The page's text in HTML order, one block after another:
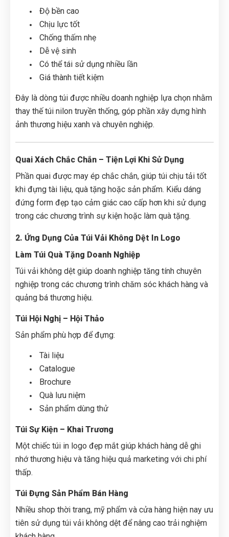
Độ bền cao
Chịu lực tốt
Chống thấm nhẹ
Dễ vệ sinh
Có thể tái sử dụng nhiều lần
Giá thành tiết kiệm
Đây là dòng túi được nhiều doanh nghiệp lựa chọn nhằm
thay thế túi nilon truyền thống, góp phần xây dựng hình
ảnh thương hiệu xanh và chuyên nghiệp.
Quai Xách Chắc Chắn – Tiện Lợi Khi Sử Dụng
Phần quai được may ép chắc chắn, giúp túi chịu tải tốt
khi đựng tài liệu, quà tặng hoặc sản phẩm. Kiểu dáng
đứng form đẹp tạo cảm giác cao cấp hơn khi sử dụng
trong các chương trình sự kiện hoặc làm quà tặng.
2. Ứng Dụng Của Túi Vải Không Dệt In Logo
Làm Túi Quà Tặng Doanh Nghiệp
Túi vải không dệt giúp doanh nghiệp tăng tính chuyên
nghiệp trong các chương trình chăm sóc khách hàng và
quảng bá thương hiệu.
Túi Hội Nghị – Hội Thảo
Sản phẩm phù hợp để đựng:
Tài liệu
Catalogue
Brochure
Quà lưu niệm
Sản phẩm dùng thử
Túi Sự Kiện – Khai Trương
Một chiếc túi in logo đẹp mắt giúp khách hàng dễ ghi
nhớ thương hiệu và tăng hiệu quả marketing với chi phí
thấp.
Túi Đựng Sản Phẩm Bán Hàng
Nhiều shop thời trang, mỹ phẩm và cửa hàng hiện nay ưu
tiên sử dụng túi vải không dệt để nâng cao trải nghiệm